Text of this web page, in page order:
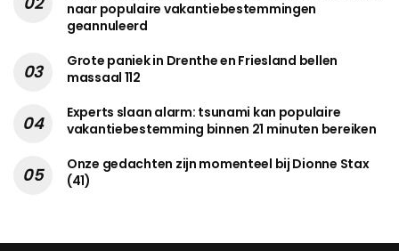
naar populaire vakantiebestemmingen
geannuleerd
Grote paniek in Drenthe en Friesland bellen
massaal 112
Experts slaan alarm: tsunami kan populaire
vakantiebestemming binnen 21 minuten bereiken
Onze gedachten zijn momenteel bij Dionne Stax
(41)